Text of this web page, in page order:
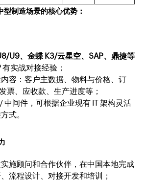
型制造场景的核心优势：
U9、金蝶 K3/云星空、SAP、鼎捷等
有实战对接经验；
容：客户主数据、物料与价格、订
票、应收款、生产进度等；
中间件，可根据企业现有 IT 架构灵活
式。
施顾问和合作伙伴，在中国本地完成
流程设计、对接开发和培训；